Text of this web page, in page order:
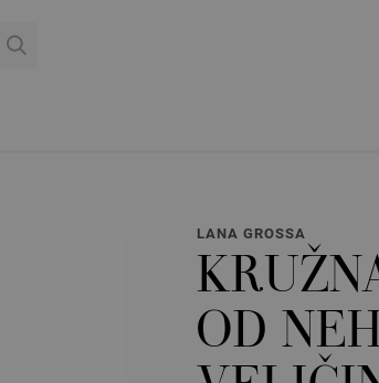
LANA GROSSA
OD